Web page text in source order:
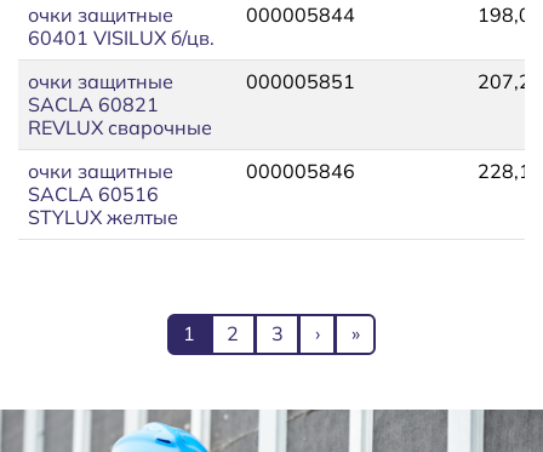
очки защитные
60401 VISILUX б/цв.
000005844 198,03
очки защитные
SACLA 60821
REVLUX сварочные
000005851 207,26
очки защитные
SACLA 60516
STYLUX желтые
000005846 228,17
Нумерация страниц
Текущая страница
1 Page
2 Page
3 Следующая страница
› Последняя
»